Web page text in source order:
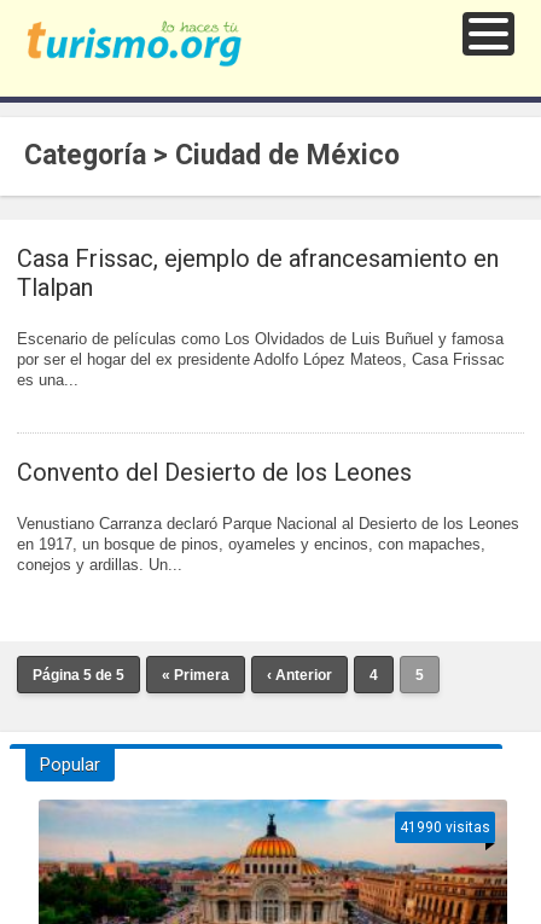
Categoría > Ciudad de México
Casa Frissac, ejemplo de afrancesamiento en
Tlalpan
Escenario de películas como Los Olvidados de Luis Buñuel y famosa
por ser el hogar del ex presidente Adolfo López Mateos, Casa Frissac
es una...
Convento del Desierto de los Leones
Venustiano Carranza declaró Parque Nacional al Desierto de los Leones
en 1917, un bosque de pinos, oyameles y encinos, con mapaches,
conejos y ardillas. Un...
Página 5 de 5 « Primera ‹ Anterior 4 5
Popular
41990 visitas